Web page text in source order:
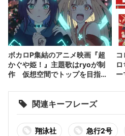
ボカロP集結のアニメ映画『超
かぐや姫！』主題歌はryoが制
作 仮想空間でトップを目指す
ー
関連キーフレーズ
翔泳社 急行2号